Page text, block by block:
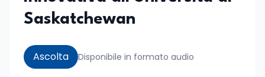
Saskatchewan
Ascolta Disponibile in formato audio